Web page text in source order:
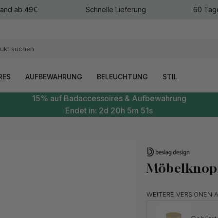
ab 49€ Schnelle Lieferung 60
AUFBEWAHRUNG BELEUCHTUNG STIL
15% auf Badaccessoires & Aufbewahrung
Endet in: 2d 20h 5m 50s
WEITERE VERSIONEN